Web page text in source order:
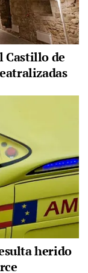
Castillo de
herido